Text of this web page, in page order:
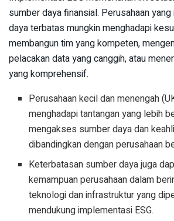
sumber daya finansial. Perusahaan
daya terbatas mungkin menghadapi
membangun tim yang kompeten,
pelacakan data yang canggih, atau
yang komprehensif.
Perusahaan kecil dan menengah
menghadapi tantangan yang lebih
mengakses sumber daya dan
dibandingkan dengan perusahaan
Keterbatasan sumber daya juga
kemampuan perusahaan dalam
teknologi dan infrastruktur yang
mendukung implementasi ESG.